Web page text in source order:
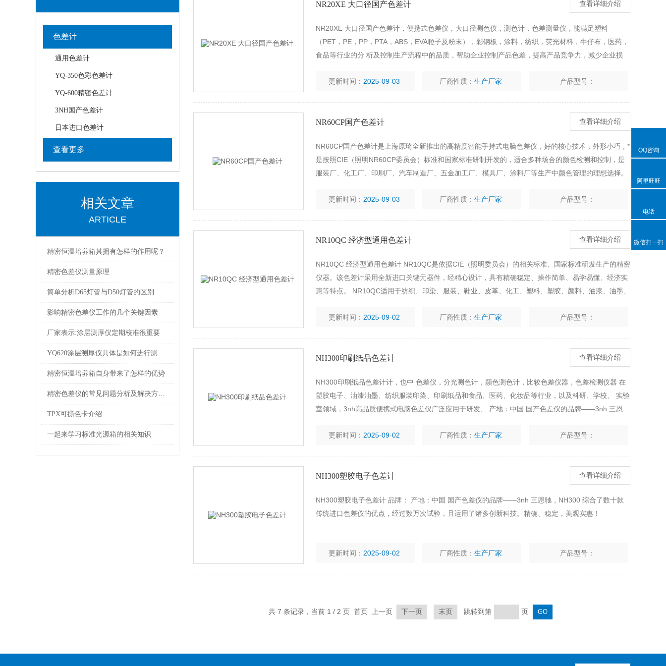
色差计
通用色差计
YQ-350色彩色差计
YQ-600精密色差计
3NH国产色差计
日本进口色差计
查看更多
相关文章
ARTICLE
精密恒温培养箱其拥有怎样的作用呢？
精密色差仪测量原理
简单分析D65灯管与D50灯管的区别
影响精密色差仪工作的几个关键因素
厂家表示:涂层测厚仪定期校准很重要
YQ620涂层测厚仪具体是如何进行测定的呢？
精密恒温培养箱自身带来了怎样的优势
精密色差仪的常见问题分析及解决方法参考
TPX可撕色卡介绍
一起来学习标准光源箱的相关知识
NR20XE 大口径国产色差计 查看详细介绍
NR20XE 大口径国产色差计，便携式色差仪，大口径测色仪，测色计，色差测量仪，能满足塑料
（PET，PE，PP，PTA，ABS，EVA粒子及粉末），彩钢板，涂料，纺织，荧光材料，牛仔布，医药，
食品等行业的分 析及控制生产流程中的品质，帮助企业控制产品色差，提高产品竞争力，减少企业损
液体、水分容易直接进入仪器，
更新时间： 2025-09-03 厂商性质：生产厂家 产品型号：
NR60CP国产色差计 查看详细介绍
NR60CP国产色差计是上海原琦全新推出的高精度智能手持式电脑色差仪，好的核心技术，外形小巧，*
是按照CIE（照明NR60CP委员会）标准和国家标准研制开发的，适合多种场合的颜色检测和控制，是
服装厂、化工厂、印刷厂、汽车制造厂、五金加工厂、模具厂、涂料厂等生产中颜色管理的理想选择。
更新时间： 2025-09-03 厂商性质：生产厂家 产品型号：
NR10QC 经济型通用色差计 查看详细介绍
NR10QC 经济型通用色差计 NR10QC是依据CIE（照明委员会）的相关标准、国家标准研发生产的精密
仪器。该色差计采用全新进口关键元器件，经精心设计，具有精确稳定、操作简单、易学易懂、经济实
惠等特点。 NR10QC适用于纺织、印染、服装、鞋业、皮革、化工、塑料、塑胶、颜料、油漆、油墨、
更新时间： 2025-09-02 厂商性质：生产厂家 产品型号：
NH300印刷纸品色差计 查看详细介绍
NH300印刷纸品色差计计，也中 色差仪，分光测色计，颜色测色计，比较色差仪器，色差检测仪器 在
塑胶电子、油漆油墨、纺织服装印染、印刷纸品和食品、医药、化妆品等行业，以及科研、学校、 实验
室领域，3nh高品质便携式电脑色差仪广泛应用于研发、 产地：中国 国产色差仪的品牌——3nh 三恩
稳定，美观实惠！
更新时间： 2025-09-02 厂商性质：生产厂家 产品型号：
NH300塑胶电子色差计 查看详细介绍
NH300塑胶电子色差计 品牌： 产地：中国 国产色差仪的品牌——3nh 三恩驰，NH300 综合了数十款
传统进口色差仪的优点，经过数万次试验，且运用了诸多创新科技。精确、稳定，美观实惠！
更新时间： 2025-09-02 厂商性质：生产厂家 产品型号：
共 7 条记录，当前 1 / 2 页 首页 上一页 下一页 末页 跳转到第 页
QQ咨询
阿里旺旺
电话
微信扫一扫